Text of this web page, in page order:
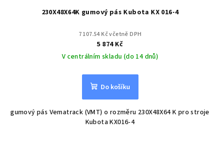
230X48X64K gumový pás Kubota KX 016-4
7 107.54 Kč včetně DPH
5 874 Kč
V centrálním skladu (do 14 dnů)
Do košíku
gumový pás Vematrack (VMT) o rozměru 230X48X64 K pro stroje
Kubota KX016-4